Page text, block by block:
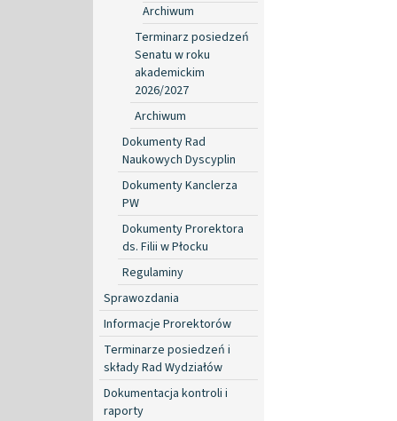
Archiwum
Terminarz posiedzeń
Senatu w roku
akademickim
2026/2027
Archiwum
Dokumenty Rad
Naukowych Dyscyplin
Dokumenty Kanclerza
PW
Dokumenty Prorektora
ds. Filii w Płocku
Regulaminy
Sprawozdania
Informacje Prorektorów
Terminarze posiedzeń i
składy Rad Wydziałów
Dokumentacja kontroli i
raporty